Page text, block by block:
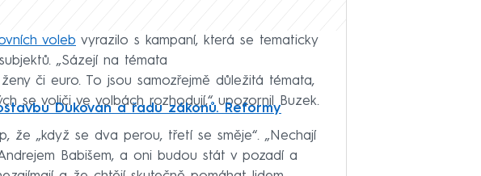
voleb vyrazilo s kampaní, která se tematicky
„Sázejí na témata
či euro. To jsou samozřejmě důležitá témata,
se voliči ve volbách rozhodují,“ upozornil Buzek.
Dukovan a řadu zákonů. Reformy
že „když se dva perou, třetí se směje“. „Nechají
Babišem, a oni budou stát v pozadí a